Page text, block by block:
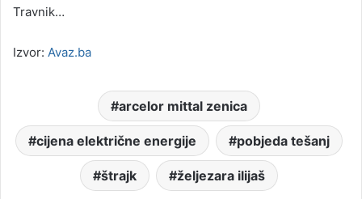
Travnik…
Izvor: Avaz.ba
arcelor mittal zenica
cijena električne energije pobjeda tešanj
štrajk željezara ilijaš